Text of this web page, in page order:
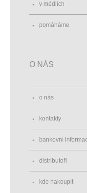
v médiích
pomáháme
O NÁS
o nás
kontakty
bankovní
distributoři
kde nakoupit